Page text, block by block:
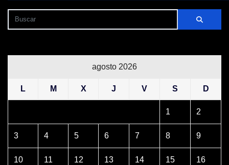
agosto 2026
L M X J V S D
1 2
3 4 5 6 7 8 9
10 11 12 13 14 15 16